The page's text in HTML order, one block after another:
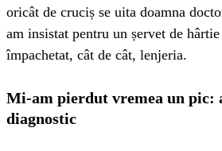
oricât de cruciș se uita doamna
am insistat pentru un șervet de
împachetat, cât de cât, lenjeria.
Mi-am pierdut vremea un pic:
diagnostic